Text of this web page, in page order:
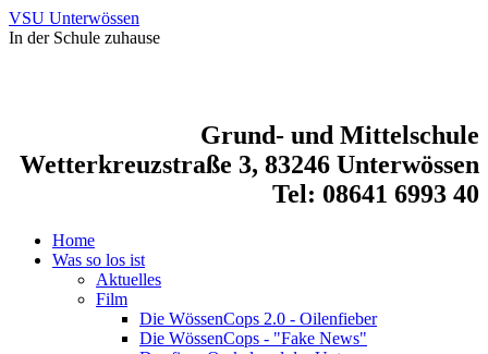
VSU Unterwössen
In der Schule zuhause
Grund- und Mittelschule
Wetterkreuzstraße 3, 83246 Unterwössen
Tel: 08641 6993 40
Home
Was so los ist
Aktuelles
Film
Die WössenCops 2.0 - Oilenfieber
Die WössenCops - "Fake News"